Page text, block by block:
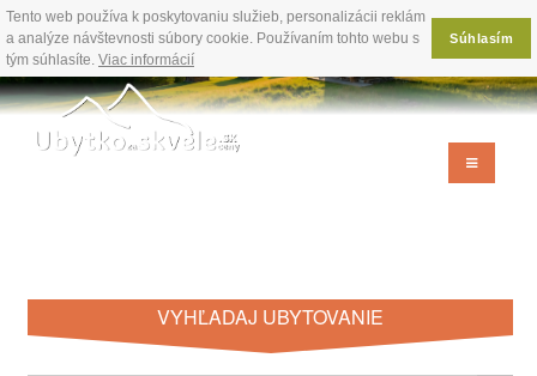
Tento web používa k poskytovaniu služieb, personalizácii reklám
a analýze návštevnosti súbory cookie. Používaním tohto webu s
tým súhlasíte. Viac informácií
Súhlasím
VYHĽADAJ UBYTOVANIE